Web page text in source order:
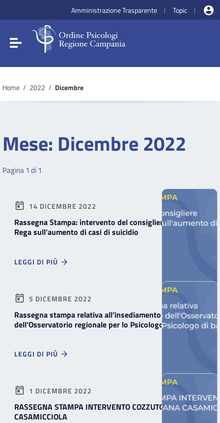
Vai al menu di navigazione
Vai al footer
Amministrazione Trasparente | Topic |
Attiva / disattiva la navigazione
Home / 2022 / Dicembre
Mese: Dicembre 2022
Pagina 1 di 1
14 DICEMBRE 2022
Rassegna Stampa: intervento del consigliere Tesoriere
Rega sull’aumento di casi di suicidio
LEGGI DI PIÙ
5 DICEMBRE 2022
Rassegna stampa relativa all’insediamento
dell’Osservatorio regionale per lo Psicologo di base
LEGGI DI PIÙ
1 DICEMBRE 2022
RASSEGNA STAMPA INTERVENTO COZZUTO SU FRANA
CASAMICCIOLA